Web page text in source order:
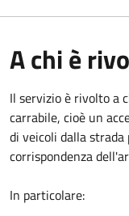
A chi è
Il servizio è rivolto a
carrabile, cioè un
di veicoli dalla
corrispondenza
In particolare: